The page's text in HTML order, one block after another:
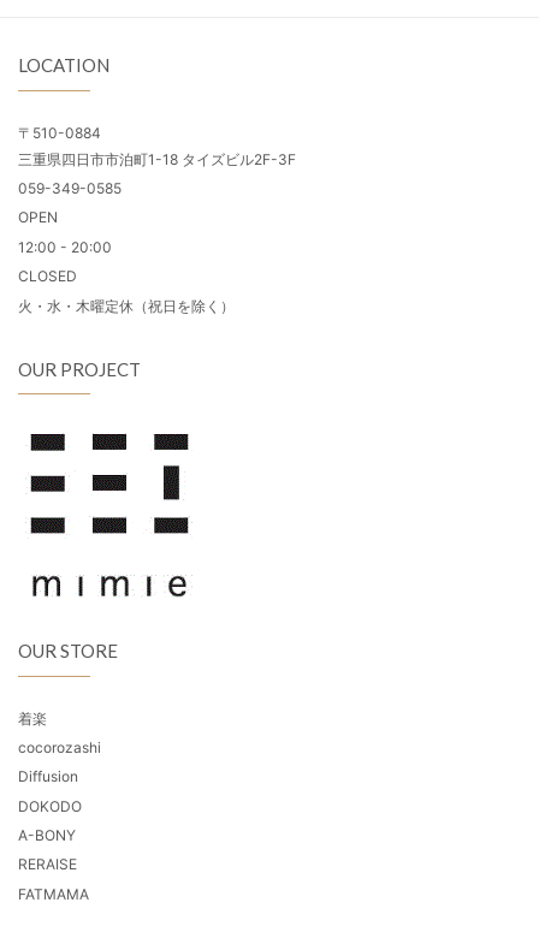
LOCATION
〒510-0884
三重県四日市市泊町1-18 タイズビル2F-3F
059-349-0585
OPEN
12:00 - 20:00
CLOSED
火・水・木曜定休（祝日を除く）
OUR PROJECT
OUR STORE
着楽
cocorozashi
Diffusion
DOKODO
A-BONY
RERAISE
FATMAMA